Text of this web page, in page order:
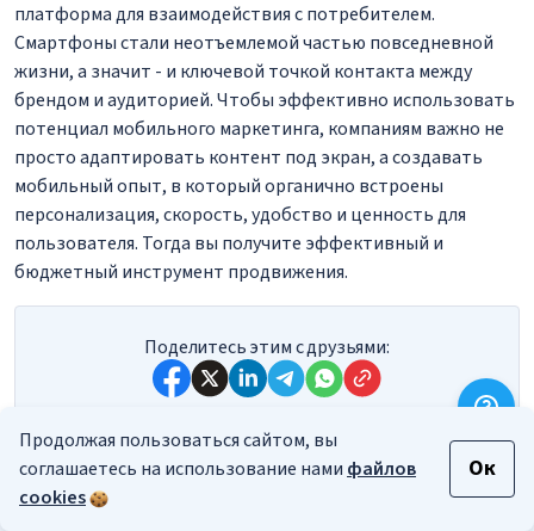
платформа для взаимодействия с потребителем.
Смартфоны стали неотъемлемой частью повседневной
жизни, а значит - и ключевой точкой контакта между
брендом и аудиторией. Чтобы эффективно использовать
потенциал мобильного маркетинга, компаниям важно не
просто адаптировать контент под экран, а создавать
мобильный опыт, в который органично встроены
персонализация, скорость, удобство и ценность для
пользователя. Тогда вы получите эффективный и
бюджетный инструмент продвижения.
Поделитесь этим с друзьями:
Модель SCORE Милтон-модель
Продолжая пользоваться сайтом, вы
соглашаетесь на использование нами файлов
cookies
Ок